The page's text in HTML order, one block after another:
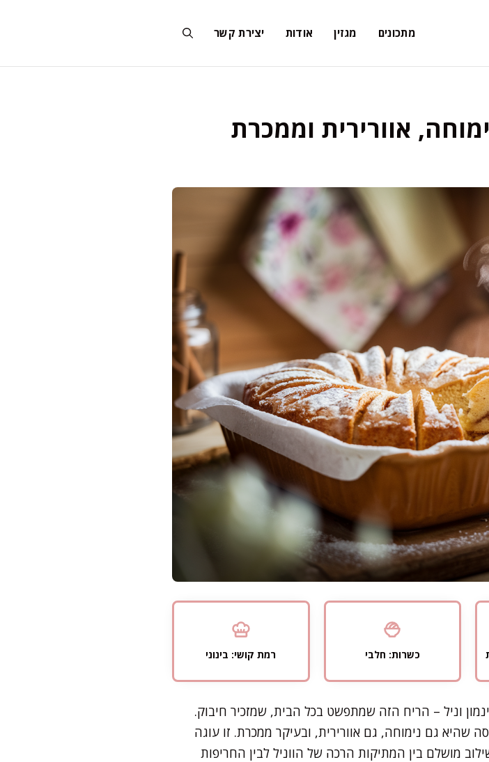
מתכונים מגזין אודות יצירת קשר
אוורירית וממכרת
כשרות: חלבי רמת קושי: בינוני
וניל – הריח הזה שמתפשט בכל הבית, שמזכיר חיבוק.
שהיא גם נימוחה, גם אוורירית, ובעיקר ממכרת. זו עוגה
מושלם בין המתיקות הרכה של הווניל לבין החריפות